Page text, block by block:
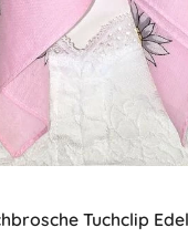
von 5 von 5
Tuchclip